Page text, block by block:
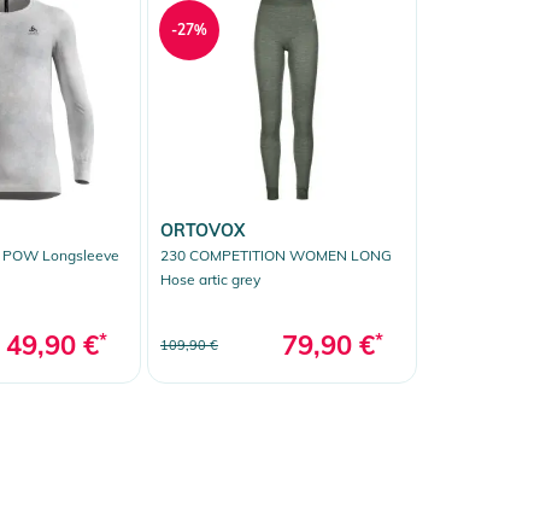
Longsleeve
49,90 €*
ORTOVOX
230 COMPETITION WOMEN LONG
Hose artic grey
109,90 € 79,90 €*
-27%